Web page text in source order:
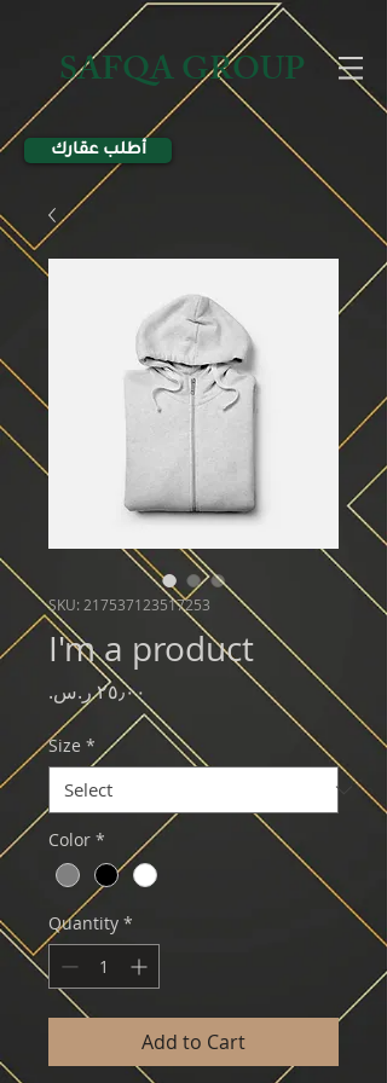
SAFQA GROUP
أطلب عقارك
SKU: 217537123517253
I'm a product
Size *
Color *
Quantity *
Add to Cart